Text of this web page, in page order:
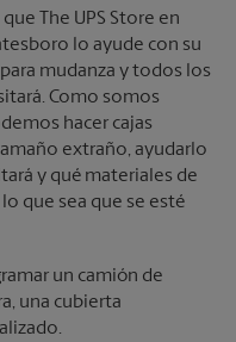
The UPS Store en
lo ayude con su
mudanza y todos los
Como somos
hacer cajas
extraño, ayudarlo
y qué materiales de
que sea que se esté
un camión de
una cubierta